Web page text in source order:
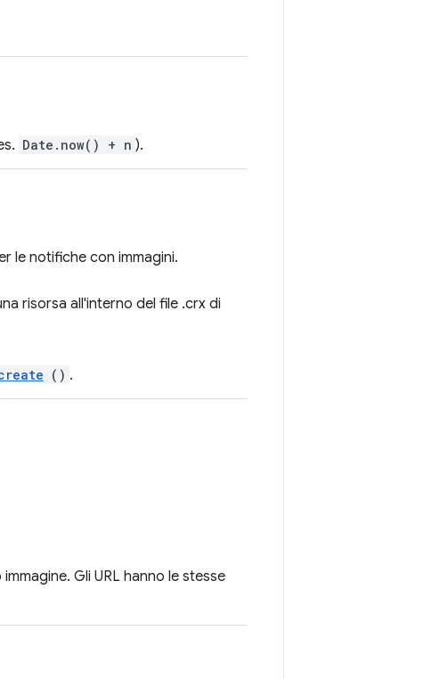
Date.now() + n ).
le notifiche con immagini.
risorsa all'interno del file .crx di
() .
Gli URL hanno le stesse